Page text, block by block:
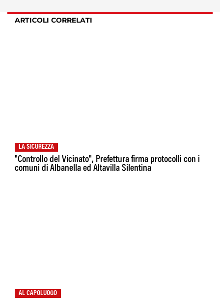
ARTICOLI CORRELATI
LA SICUREZZA
"Controllo del Vicinato", Prefettura firma protocolli con i
comuni di Albanella ed Altavilla Silentina
AL CAPOLUOGO